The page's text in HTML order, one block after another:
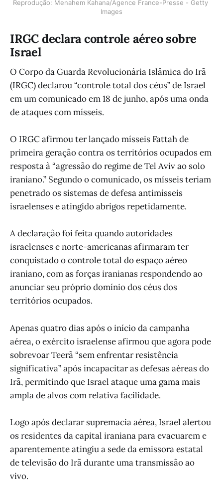
Reprodução: Menahem Kahana/Agence France-Presse - Getty
Images
IRGC declara controle aéreo sobre
Israel
O Corpo da Guarda Revolucionária Islâmica do Irã
(IRGC) declarou “controle total dos céus” de Israel
em um comunicado em 18 de junho, após uma onda
de ataques com mísseis.
O IRGC afirmou ter lançado mísseis Fattah de
primeira geração contra os territórios ocupados em
resposta à “agressão do regime de Tel Aviv ao solo
iraniano.” Segundo o comunicado, os mísseis teriam
penetrado os sistemas de defesa antimísseis
israelenses e atingido abrigos repetidamente.
A declaração foi feita quando autoridades
israelenses e norte-americanas afirmaram ter
conquistado o controle total do espaço aéreo
iraniano, com as forças iranianas respondendo ao
anunciar seu próprio domínio dos céus dos
territórios ocupados.
Apenas quatro dias após o início da campanha
aérea, o exército israelense afirmou que agora pode
sobrevoar Teerã “sem enfrentar resistência
significativa” após incapacitar as defesas aéreas do
Irã, permitindo que Israel ataque uma gama mais
ampla de alvos com relativa facilidade.
Logo após declarar supremacia aérea, Israel alertou
os residentes da capital iraniana para evacuarem e
aparentemente atingiu a sede da emissora estatal
de televisão do Irã durante uma transmissão ao
vivo.